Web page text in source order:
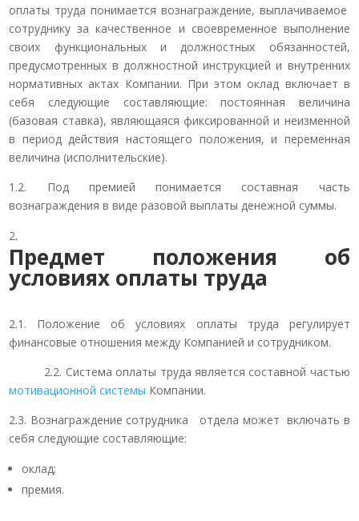
оплаты труда понимается вознаграждение, выплачиваемое
сотруднику за качественное и своевременное выполнение
своих функциональных и должностных обязанностей,
предусмотренных в должностной инструкцией и внутренних
нормативных актах Компании. При этом оклад включает в
себя следующие составляющие: постоянная величина
(базовая ставка), являющаяся фиксированной и неизменной
в период действия настоящего положения, и переменная
величина (исполнительские).
1.2. Под премией понимается составная часть
вознаграждения в виде разовой выплаты денежной суммы.
Предмет положения об
условиях оплаты труда
2.1. Положение об условиях оплаты труда регулирует
финансовые отношения между Компанией и сотрудником.
2.2. Система оплаты труда является составной частью
мотивационной системы Компании.
2.3. Вознаграждение сотрудника отдела может включать в
себя следующие составляющие:
оклад;
премия.